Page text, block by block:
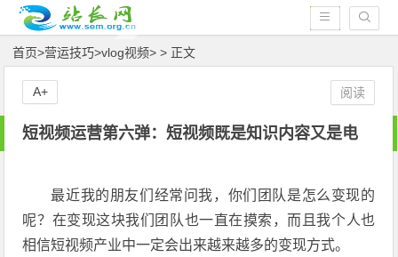
首页>营运技巧>vlog视频> > 正文
短视频运营第六弹：短视频既是知识内容又是电
最近我的朋友们经常问我，你们团队是怎么变现的
呢？在变现这块我们团队也一直在摸索，而且我个人也
相信短视频产业中一定会出来越来越多的变现方式。
阅读
A+